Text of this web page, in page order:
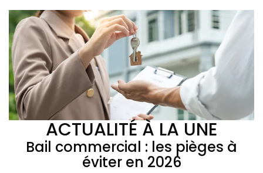
ACTUALITÉ À LA UNE
Bail commercial : les pièges à
éviter en 2026